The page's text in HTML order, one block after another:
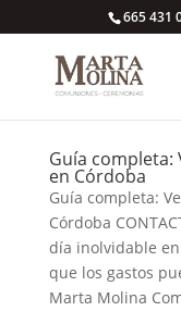
665 431
Guía
en Córdoba
Guía completa:
Córdoba
día inolvidable
que los gastos
Marta Molina